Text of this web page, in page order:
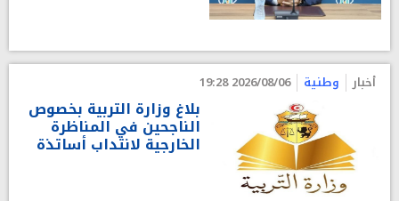
أخبار وطنية 2026/08/06 19:28
بلاغ وزارة التربية بخصوص
الناجحين في المناظرة
الخارجية لانتداب أساتذة